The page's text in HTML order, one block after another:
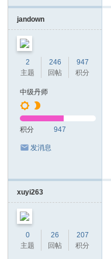
jandown
2
主题
246
回帖
947
积分
中级丹师
积分 947
发消息
xuyi263
0
主题
26
回帖
207
积分